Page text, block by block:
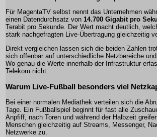
Für MagentaTV selbst nennt das Unternehmen
einen Datendurchsatz von 14.700 Gigabit pro
Terabit pro Sekunde. Der Wert macht deutlich,
stark nachgefragten Live-Übertragung gleichzeitig
Direkt vergleichen lassen sich die beiden Zahlen
sich offenbar auf unterschiedliche Netzbereiche
Wo genau die Werte innerhalb der Infrastruktur
Telekom nicht.
Warum Live-Fußball besonders viel
Bei einer normalen Mediathek verteilen sich die
Tage. Ein Fußballspiel beginnt für fast alle
Anpfiff, nach Toren und während der Halbzeit
Menschen gleichzeitig auf Streams, Messenger,
Netzwerke zu.